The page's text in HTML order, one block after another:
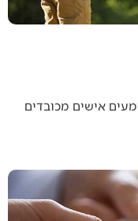
אישים מכובדים